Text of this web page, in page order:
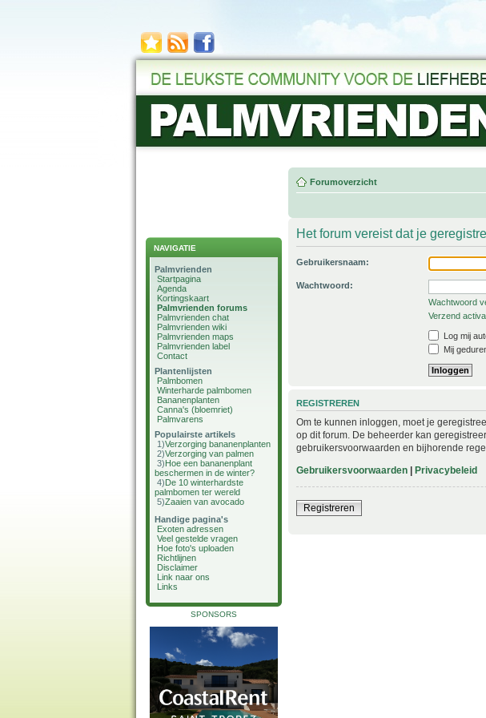
NAVIGATIE
Palmvrienden
Startpagina
Agenda
Kortingskaart
Palmvrienden forums
Palmvrienden chat
Palmvrienden wiki
Palmvrienden maps
Palmvrienden label
Contact
Plantenlijsten
Palmbomen
Winterharde palmbomen
Bananenplanten
Canna's (bloemriet)
Palmvarens
Populairste artikels
1)Verzorging bananenplanten
2)Verzorging van palmen
3)Hoe een bananenplant
beschermen in de winter?
4)De 10 winterhardste
palmbomen ter wereld
5)Zaaien van avocado
Handige pagina's
Exoten adressen
Veel gestelde vragen
Hoe foto's uploaden
Richtlijnen
Disclaimer
Link naar ons
Links
SPONSORS
Forumoverzicht
Het forum vereist dat je
Gebruikersnaam:
Wachtwoord:
Wachtwoord
Verzend
Log mij
Mij
REGISTREREN
Om te kunnen inloggen, moet je
op dit forum. De beheerder kan
gebruikersvoorwaarden en bijhorende
Gebruikersvoorwaarden | Privacybeleid
Registreren